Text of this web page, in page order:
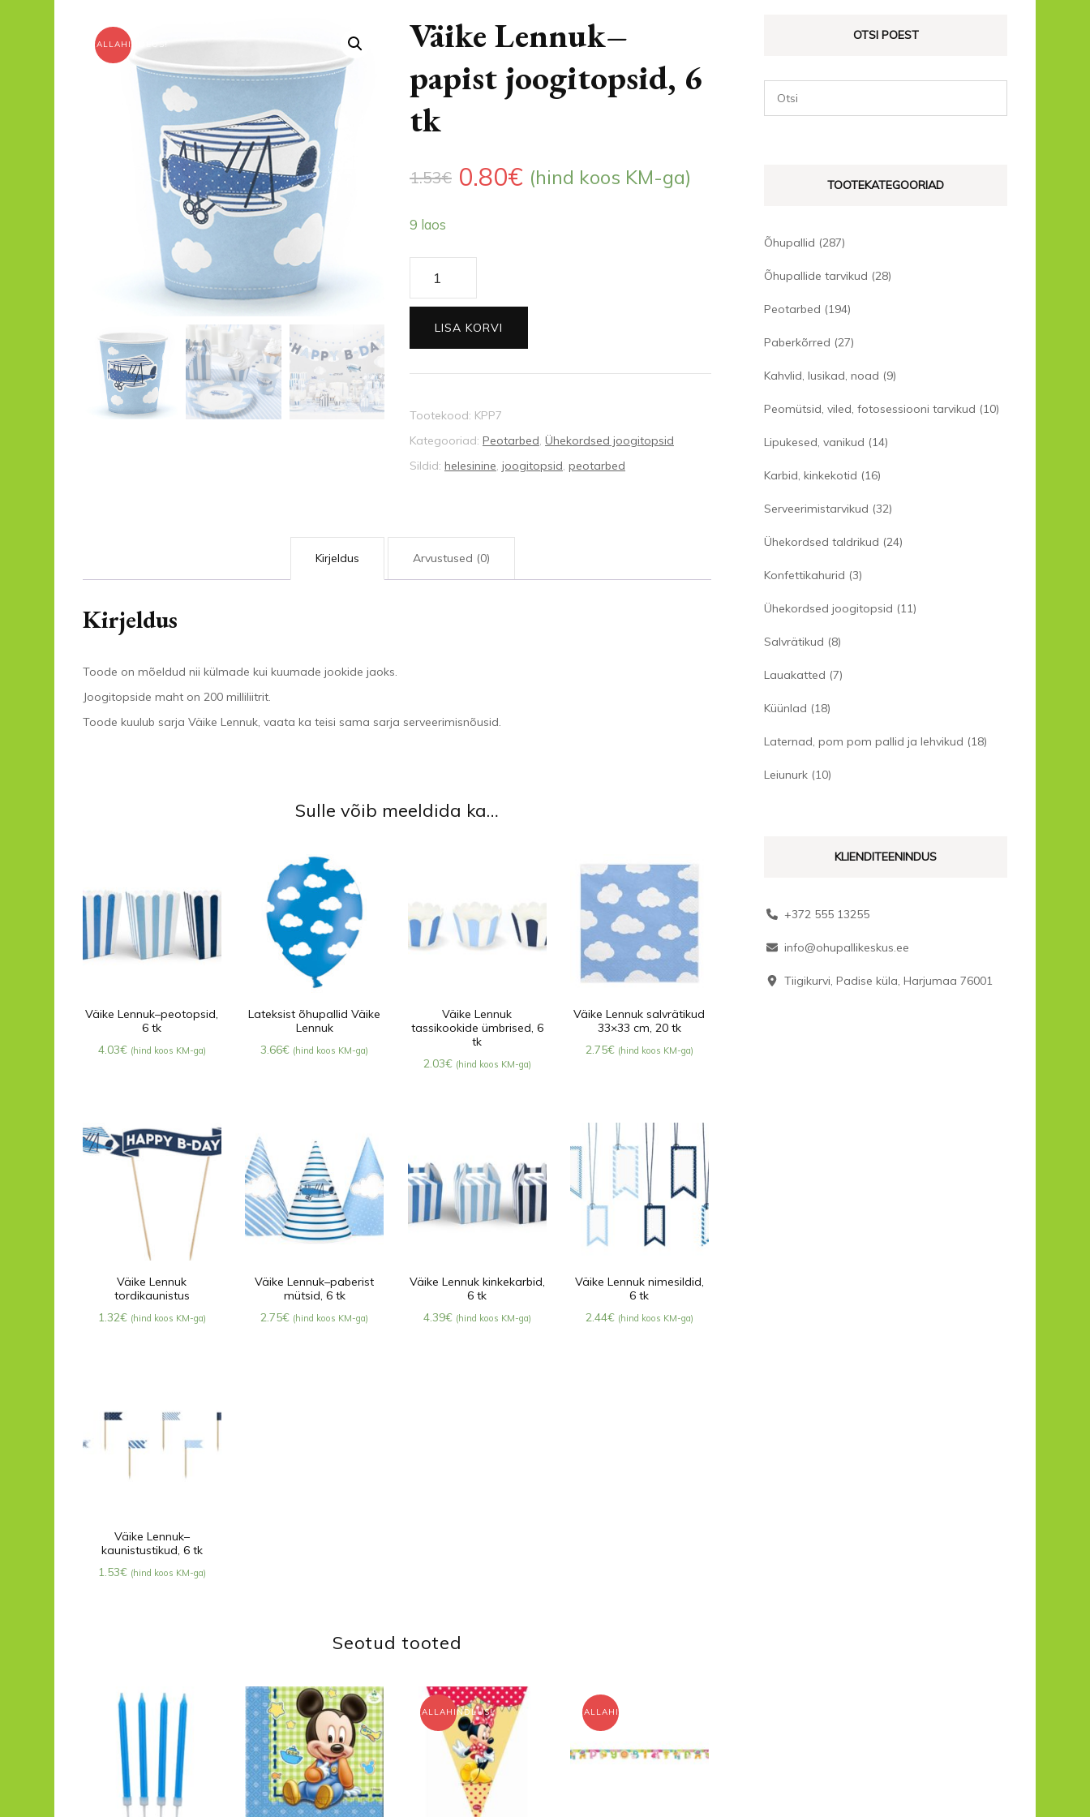
ALLAHINDLUS!
Väike Lennuk–
papist joogitopsid, 6
tk
1.53€ Algne
0.80€ Praegune
(hind koos KM-ga)
9 laos
Väike
Lennuk–
papist
joogitopsid,
6
kogus
LISA KORVI
Tootekood: KPP7
Kategooriad: Peotarbed, Ühekordsed joogitopsid
Sildid: helesinine, joogitopsid, peotarbed
Kirjeldus Arvustused (0)
Kirjeldus
Toode on mõeldud nii külmade kui kuumade jookide jaoks.
Joogitopside maht on 200 milliliitrit.
Toode kuulub sarja Väike Lennuk, vaata ka teisi sama sarja serveerimisnõusid.
Sulle võib meeldida ka…
Väike Lennuk–peotopsid,
6 tk
4.03€ (hind koos KM-ga)
Lateksist õhupallid Väike
Lennuk
3.66€ (hind koos KM-ga)
Väike Lennuk
tassikookide ümbrised, 6
tk
2.03€ (hind koos KM-ga)
Väike Lennuk salvrätikud
33×33 cm, 20 tk
2.75€ (hind koos KM-ga)
Väike Lennuk
tordikaunistus
1.32€ (hind koos KM-ga)
Väike Lennuk–paberist
mütsid, 6 tk
2.75€ (hind koos KM-ga)
Väike Lennuk kinkekarbid,
6 tk
4.39€ (hind koos KM-ga)
Väike Lennuk nimesildid,
6 tk
2.44€ (hind koos KM-ga)
Väike Lennuk–
kaunistustikud, 6 tk
1.53€ (hind koos KM-ga)
Seotud tooted
ALLAHINDLUS! ALLAHINDLUS!
OTSI POEST
TOOTEKATEGOORIAD
Õhupallid (287)
Õhupallide tarvikud (28)
Peotarbed (194)
Paberkõrred (27)
Kahvlid, lusikad, noad (9)
Peomütsid, viled, fotosessiooni tarvikud (10)
Lipukesed, vanikud (14)
Karbid, kinkekotid (16)
Serveerimistarvikud (32)
Ühekordsed taldrikud (24)
Konfettikahurid (3)
Ühekordsed joogitopsid (11)
Salvrätikud (8)
Lauakatted (7)
Küünlad (18)
Laternad, pom pom pallid ja lehvikud (18)
Leiunurk (10)
KLIENDITEENINDUS
+372 555 13255
info@ohupallikeskus.ee
Tiigikurvi, Padise küla, Harjumaa 76001